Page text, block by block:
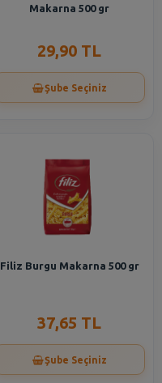
Makarna 500 gr
29,90 TL
Şube Seçiniz
Filiz Burgu Makarna 500 gr
37,65 TL
Şube Seçiniz